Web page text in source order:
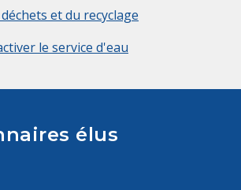
et du recyclage
le service d'eau
élus